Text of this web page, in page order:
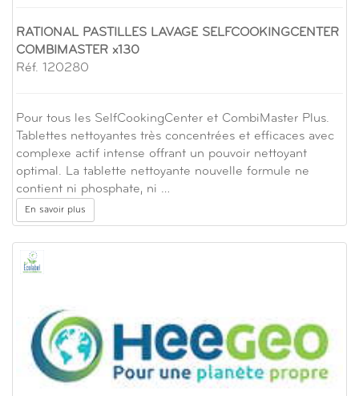
RATIONAL PASTILLES LAVAGE SELFCOOKINGCENTER
COMBIMASTER x130
Réf. 120280
Pour tous les SelfCookingCenter et CombiMaster Plus.
Tablettes nettoyantes très concentrées et efficaces avec
complexe actif intense offrant un pouvoir nettoyant
optimal. La tablette nettoyante nouvelle formule ne
contient ni phosphate, ni …
En savoir plus